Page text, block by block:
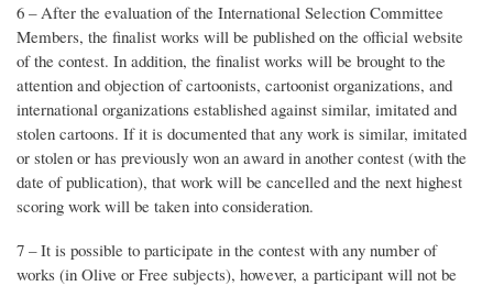
6 – After the evaluation of the International Selection Committee
Members, the finalist works will be published on the official website
of the contest. In addition, the finalist works will be brought to the
attention and objection of cartoonists, cartoonist organizations, and
international organizations established against similar, imitated and
stolen cartoons. If it is documented that any work is similar, imitated
or stolen or has previously won an award in another contest (with the
date of publication), that work will be cancelled and the next highest
scoring work will be taken into consideration.
7 – It is possible to participate in the contest with any number of
works (in Olive or Free subjects), however, a participant will not be